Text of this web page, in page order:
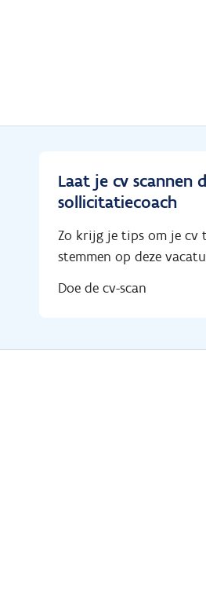
Laat je cv scannen
sollicitatiecoach
Zo krijg je tips om je cv
stemmen op deze
Doe de cv-scan